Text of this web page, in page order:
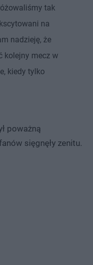
tak
na
nadzieję, że
kolejny mecz w
kiedy tylko
poważną
sięgnęły zenitu.